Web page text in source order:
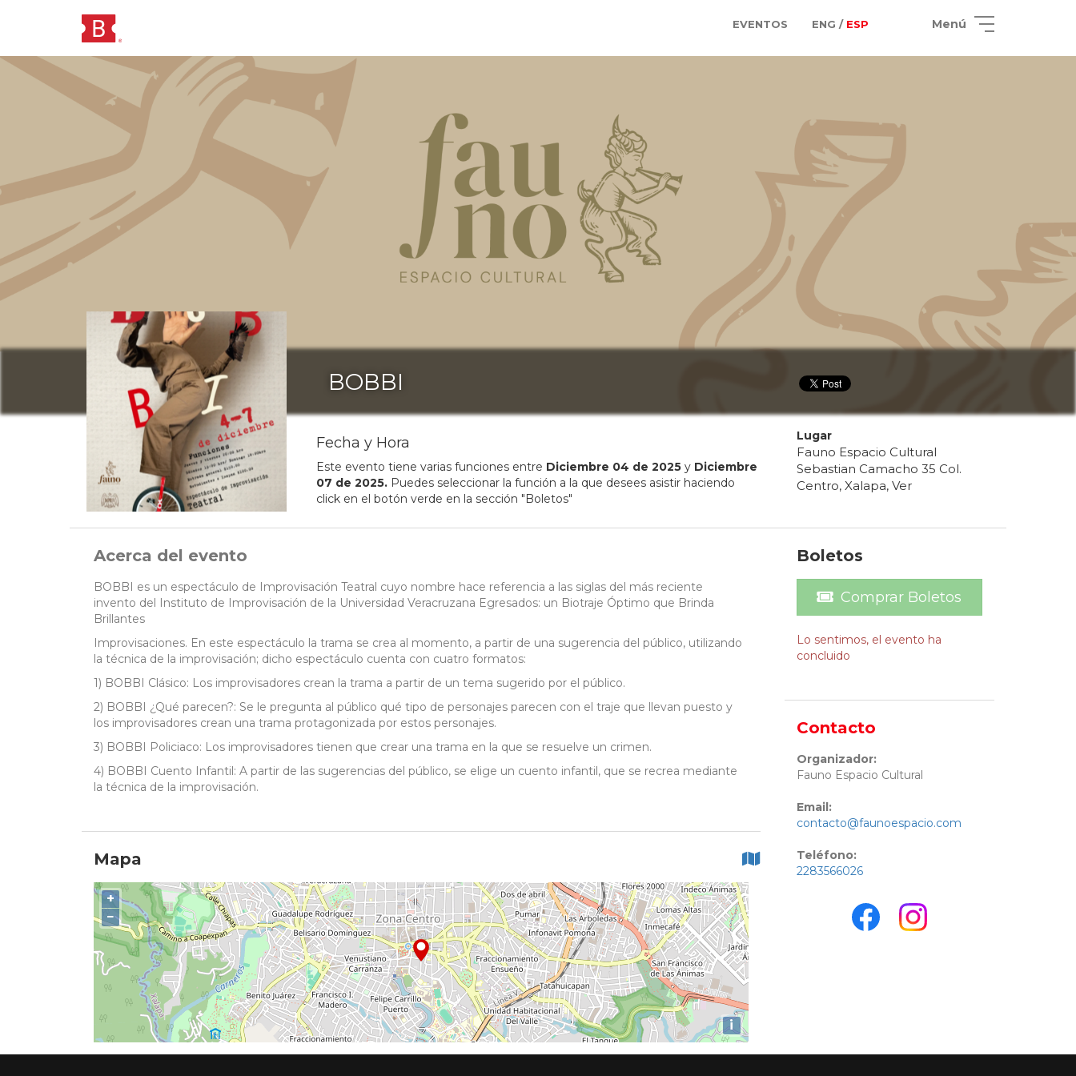
EVENTOS ENG / ESP Menú
BOBBI
Fecha y Hora
Este evento tiene varias funciones entre Diciembre 04 de 2025y Diciembre
07 de 2025.Puedes seleccionar la función a la que desees asistir haciendo
click en el botón verde en la sección "Boletos"
Lugar
Fauno Espacio Cultural
Sebastian Camacho 35 Col.
Centro, Xalapa, Ver
Acerca del evento
BOBBI es un espectáculo de Improvisación Teatral cuyo nombre hace referencia a las siglas del más reciente
invento del Instituto de Improvisación de la Universidad Veracruzana Egresados: un Biotraje Óptimo que Brinda
Brillantes
Improvisaciones. En este espectáculo la trama se crea al momento, a partir de una sugerencia del público, utilizando
la técnica de la improvisación; dicho espectáculo cuenta con cuatro formatos:
1) BOBBI Clásico: Los improvisadores crean la trama a partir de un tema sugerido por el público.
2) BOBBI ¿Qué parecen?: Se le pregunta al público qué tipo de personajes parecen con el traje que llevan puesto y
los improvisadores crean una trama protagonizada por estos personajes.
3) BOBBI Policiaco: Los improvisadores tienen que crear una trama en la que se resuelve un crimen.
4) BOBBI Cuento Infantil: A partir de las sugerencias del público, se elige un cuento infantil, que se recrea mediante
la técnica de la improvisación.
Mapa
+
−
i
Boletos
Comprar Boletos
Lo sentimos, el evento ha
concluido
Contacto
Organizador:
Fauno Espacio Cultural
Email:
contacto@faunoespacio.com
Teléfono:
2283566026